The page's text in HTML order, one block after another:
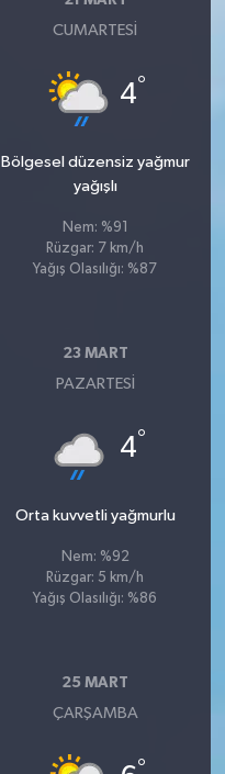
CUMARTESI
4°
Bölgesel düzensiz yağmur
yağışlı
Nem: %91
Rüzgar: 7 km/h
Yağış Olasılığı: %87
23 MART
PAZARTESI
4°
Orta kuvvetli yağmurlu
Nem: %92
Rüzgar: 5 km/h
Yağış Olasılığı: %86
25 MART
ÇARŞAMBA
°